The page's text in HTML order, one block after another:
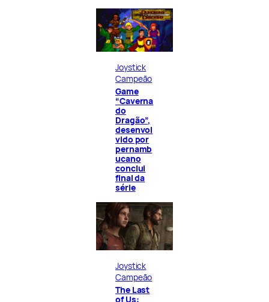
Joystick
Campeão
Game
“Caverna
do
Dragão”,
desenvol
vido por
pernamb
ucano
conclui
final da
série
Joystick
Campeão
The Last
of Us: